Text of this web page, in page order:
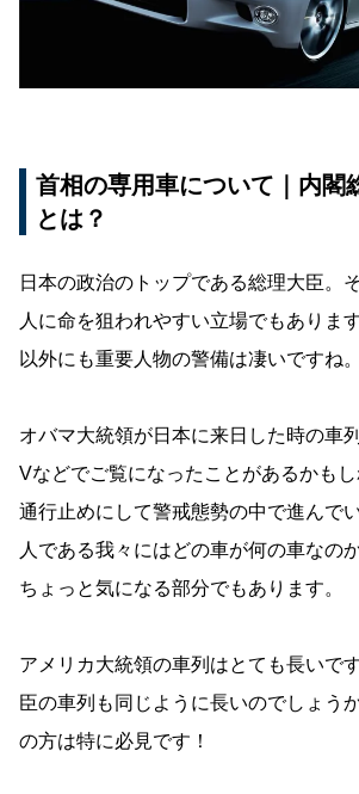
首相の専用車について｜内閣
とは？
日本の政治のトップである総理大臣。
人に命を狙われやすい立場でもありま
以外にも重要人物の警備は凄いですね。
オバマ大統領が日本に来日した時の車
Vなどでご覧になったことがあるかも
通行止めにして警戒態勢の中で進んで
人である我々にはどの車が何の車なの
ちょっと気になる部分でもあります。
アメリカ大統領の車列はとても長いで
臣の車列も同じように長いのでしょう
の方は特に必見です！